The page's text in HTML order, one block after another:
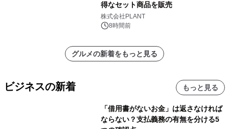
得なセット商品を販売
株式会社PLANT
8時間前
グルメの新着をもっと見る
ビジネスの新着 もっと見る
「借用書がないお金」は返さなければ
ならない？支払義務の有無を分ける5